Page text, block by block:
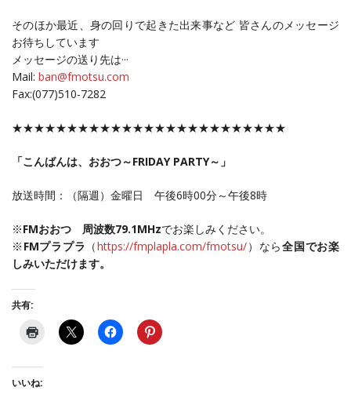
そのほか最近、身の回りで起きた出来事など 皆さんのメッセージ
お待ちしています
メッセージの送り先は···
Mail: ban@fmotsu.com
Fax:(077)510-7282
★★★★★★★★★★★★★★★★★★★★★★★★★
「こんばんは、おおつ～FRIDAY PARTY～」
放送時間：（隔週）金曜日 午後6時00分～午後8時
※FMおおつ 周波数79.1MHzでお楽しみください。
※ FMプラプラ （https://fmplapla.com/fmotsu/）なら全国でお楽
しみいただけます。
共有:
いいね: